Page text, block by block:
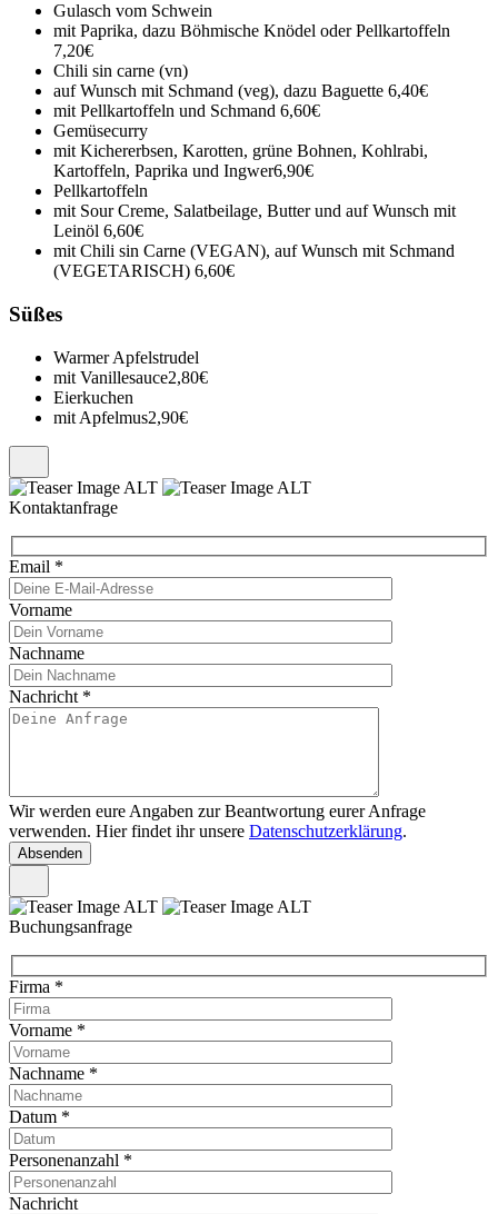
Gulasch vom Schwein
mit Paprika, dazu Böhmische Knödel oder Pellkartoffeln
7,20€
Chili sin carne (vn)
auf Wunsch mit Schmand (veg), dazu Baguette 6,40€
mit Pellkartoffeln und Schmand 6,60€
Gemüsecurry
mit Kichererbsen, Karotten, grüne Bohnen, Kohlrabi,
Kartoffeln, Paprika und Ingwer6,90€
Pellkartoffeln
mit Sour Creme, Salatbeilage, Butter und auf Wunsch mit
Leinöl 6,60€
mit Chili sin Carne (VEGAN), auf Wunsch mit Schmand
(VEGETARISCH) 6,60€
Süßes
Warmer Apfelstrudel
mit Vanillesauce2,80€
Eierkuchen
mit Apfelmus2,90€
Kontaktanfrage
Email *
Vorname
Nachname
Nachricht *
Wir werden eure Angaben zur Beantwortung eurer Anfrage
verwenden. Hier findet ihr unsere Datenschutzerklärung.
Buchungsanfrage
Firma *
Vorname *
Nachname *
Datum *
Personenanzahl *
Nachricht